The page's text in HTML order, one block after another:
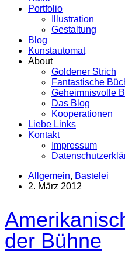
Portfolio
Illustration
Gestaltung
Blog
Kunstautomat
About
Goldener Strich
Fantastische
Geheimnisvolle
Das Blog
Kooperationen
Liebe Links
Kontakt
Impressum
Allgemein, Bastelei
2. März 2012
der Bühne